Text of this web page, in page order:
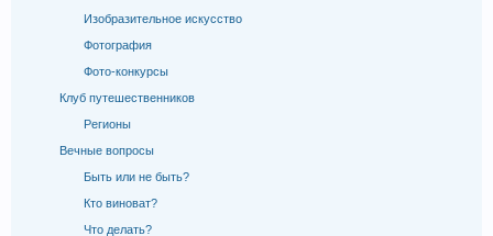
Изобразительное искусство
Фотография
Фото-конкурсы
Клуб путешественников
Регионы
Вечные вопросы
Быть или не быть?
Кто виноват?
Что делать?